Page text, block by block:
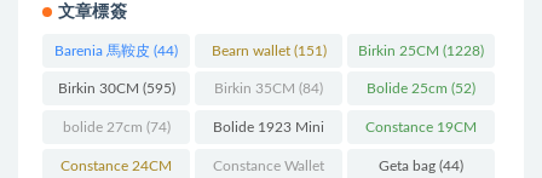
文章標簽
Barenia 馬鞍皮 (44) Bearn wallet(151) Birkin 25CM (1228)
Birkin 30CM (595) Birkin 35CM (84) Bolide 25cm (52)
bolide 27cm (74) Bolide 1923 Mini
(93)
Constance 19CM
(571)
Constance 24CM Constance Wallet Geta bag (44)